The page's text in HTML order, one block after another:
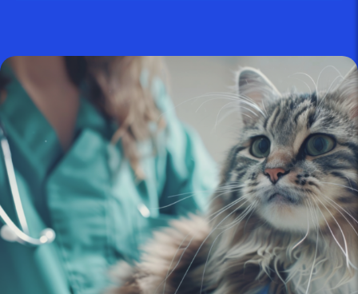
publié le 22 décembre 2023 par Christophe Le Dref
Comment soigner un chat qui
bave ?
On parle d’hypersalivation ou de ptyalisme pour
désigner un chat qui bave abondamment. De multiples
[…]
Blog